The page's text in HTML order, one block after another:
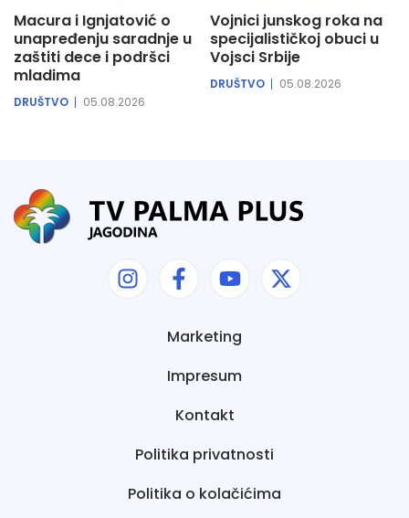
Macura i Ignjatović o
unapređenju saradnje u
zaštiti dece i podršci
mladima
DRUŠTVO 05.08.2026
Vojnici junskog roka na
specijalističkoj obuci u
Vojsci Srbije
DRUŠTVO 05.08.2026
Marketing
Impresum
Kontakt
Politika privatnosti
Politika o kolačićima